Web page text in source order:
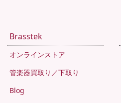
Brasstek
オンラインストア
管楽器買取り／下取り
Blog